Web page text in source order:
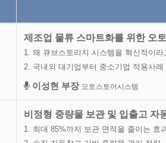
제조업 물류 스마트화를 위한 오
1. 왜 큐브스토리지 시스템을 혁신적이라
2. 국내외 대기업부터 중소기업 적용사례
이성현 부장 오토스토어시스템
비정형 중량물 보관 및 입출고 자
1. 최대 85%까지 보관 면적을 줄이는 효